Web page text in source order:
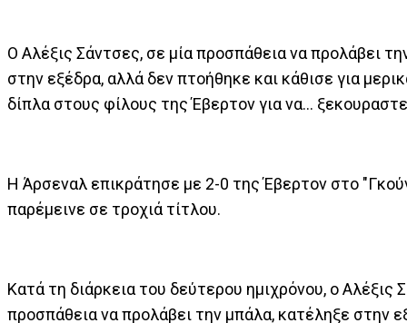
O Αλέξις Σάντσες, σε μία προσπάθεια να προλάβει
στην εξέδρα, αλλά δεν πτοήθηκε και κάθισε για
δίπλα στους φίλους της Έβερτον για να...
Η Άρσεναλ επικράτησε με 2-0 της Έβερτον στο
παρέμεινε σε τροχιά τίτλου.
Κατά τη διάρκεια του δεύτερου ημιχρόνου, ο Αλέξις
προσπάθεια να προλάβει την μπάλα, κατέληξε στην